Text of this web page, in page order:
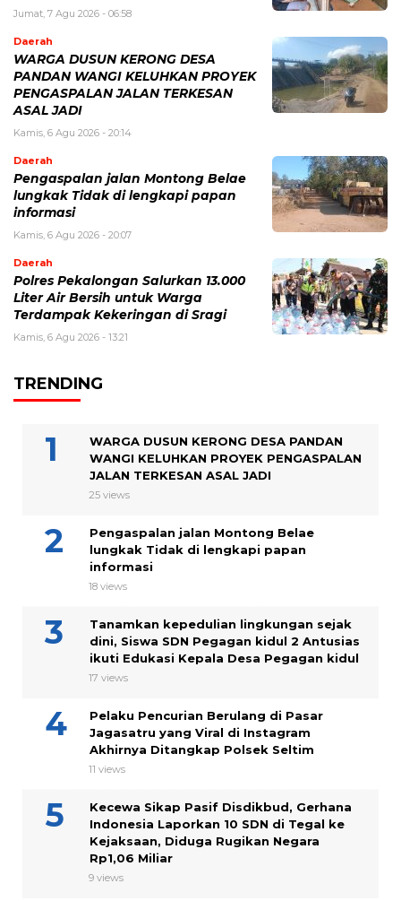
Jumat, 7 Agu 2026 - 06:58
Daerah
WARGA DUSUN KERONG DESA
PANDAN WANGI KELUHKAN PROYEK
PENGASPALAN JALAN TERKESAN
ASAL JADI
Kamis, 6 Agu 2026 - 20:14
Daerah
Pengaspalan jalan Montong Belae
lungkak Tidak di lengkapi papan
informasi
Kamis, 6 Agu 2026 - 20:07
Daerah
Polres Pekalongan Salurkan 13.000
Liter Air Bersih untuk Warga
Terdampak Kekeringan di Sragi
Kamis, 6 Agu 2026 - 13:21
TRENDING
WARGA DUSUN KERONG DESA PANDAN
WANGI KELUHKAN PROYEK PENGASPALAN
JALAN TERKESAN ASAL JADI
25 views
Pengaspalan jalan Montong Belae
lungkak Tidak di lengkapi papan
informasi
18 views
Tanamkan kepedulian lingkungan sejak
dini, Siswa SDN Pegagan kidul 2 Antusias
ikuti Edukasi Kepala Desa Pegagan kidul
17 views
Pelaku Pencurian Berulang di Pasar
Jagasatru yang Viral di Instagram
Akhirnya Ditangkap Polsek Seltim
11 views
Kecewa Sikap Pasif Disdikbud, Gerhana
Indonesia Laporkan 10 SDN di Tegal ke
Kejaksaan, Diduga Rugikan Negara
Rp1,06 Miliar
9 views